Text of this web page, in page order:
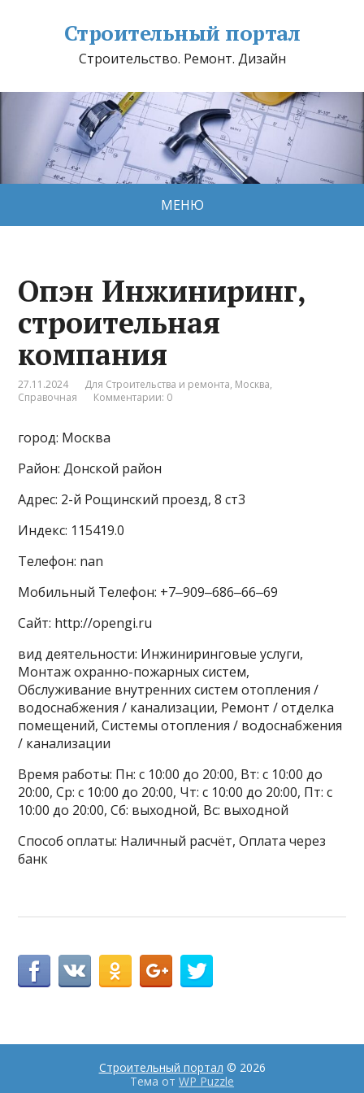
Строительный портал
Строительство. Ремонт. Дизайн
МЕНЮ
Опэн Инжиниринг,
строительная
компания
27.11.2024 Для Строительства и ремонта, Москва,
Справочная
Комментарии: 0
город: Москва
Район: Донской район
Адрес: 2-й Рощинский проезд, 8 ст3
Индекс: 115419.0
Телефон: nan
Мобильный Телефон: +7‒909‒686‒66‒69
Сайт: http://opengi.ru
вид деятельности: Инжиниринговые услуги,
Монтаж охранно-пожарных систем,
Обслуживание внутренних систем отопления /
водоснабжения / канализации, Ремонт / отделка
помещений, Системы отопления / водоснабжения
/ канализации
Время работы: Пн: с 10:00 до 20:00, Вт: с 10:00 до
20:00, Ср: с 10:00 до 20:00, Чт: с 10:00 до 20:00, Пт: с
10:00 до 20:00, Сб: выходной, Вс: выходной
Способ оплаты: Наличный расчёт, Оплата через
банк
Строительный портал © 2026
Тема от WP Puzzle